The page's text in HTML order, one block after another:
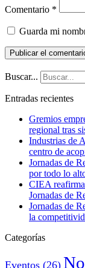
Comentario *
Guarda mi
Buscar...
Entradas recientes
Gremios
regional tras
Industrias de
centro de
Jornadas de
por todo lo
CIEA
Jornadas de
Jornadas de
la
Categorías
Eventos (26)